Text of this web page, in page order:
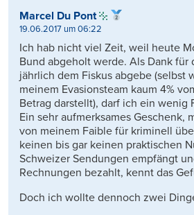
Marcel Du Pont
19.06.2017 um 06:22
Ich hab nicht viel Zeit, weil heute
Bund abgeholt werde. Als Dank für
jährlich dem Fiskus abgebe (selbst
meinem Evasionsteam kaum 4%
Betrag darstellt), darf ich ein wenig
Ein sehr aufmerksames Geschenk,
von meinem Faible für kriminell
keinen bis gar keinen praktischen
Schweizer Sendungen empfängt
Rechnungen bezahlt, kennt das
Doch ich wollte dennoch zwei